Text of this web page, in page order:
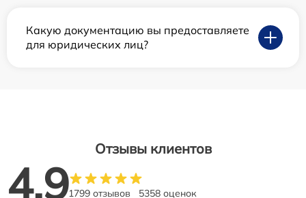
Какую документацию вы предоставляете
для юридических лиц?
Отзывы клиентов
4.91799 отзывов 5358 оценок